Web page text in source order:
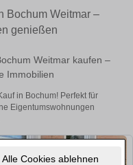
Alle Cookies ablehnen
Bochum Weitmar –
genießen
Weitmar kaufen –
Immobilien
in Bochum! Perfekt für
Eigentumswohnungen